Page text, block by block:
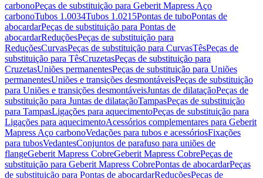
carbonoPeças de substituição para Geberit Mapress Aço
carbonoTubos 1.0034Tubos 1.0215Pontas de tuboPontas de
abocardarPeças de substituição para Pontas de
abocardarReduçõesPeças de substituição para
ReduçõesCurvasPeças de substituição para CurvasTêsPeças de
substituição para TêsCruzetasPeças de substituição para
CruzetasUniões permanentesPeças de substituição para Uniões
permanentesUniões e transições desmontáveisPeças de substituição
para Uniões e transições desmontáveisJuntas de dilataçãoPeças de
substituição para Juntas de dilataçãoTampasPeças de substituição
para TampasLigações para aquecimentoPeças de substituição para
Ligações para aquecimentoAcessórios complementares para Geberit
Mapress Aço carbonoVedações para tubos e acessóriosFixações
para tubosVedantesConjuntos de parafuso para uniões de
flangeGeberit Mapress CobreGeberit Mapress CobrePeças de
substituição para Geberit Mapress CobrePontas de abocardarPeças
de substituição para Pontas de abocardarReduçõesPeças de